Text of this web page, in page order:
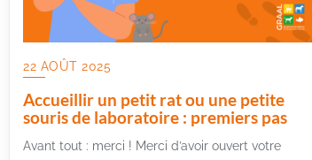
22 AOÛT 2025
Accueillir un petit rat ou une petite
souris de laboratoire : premiers pas
Avant tout : merci ! Merci d’avoir ouvert votre